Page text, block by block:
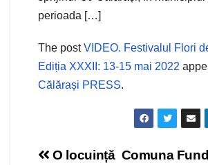
perioada […]
The postVIDEO. Festivalul Flori
Ediția XXXII: 13-15 mai 2022
Călărași PRESS.
Comuna
O locuință